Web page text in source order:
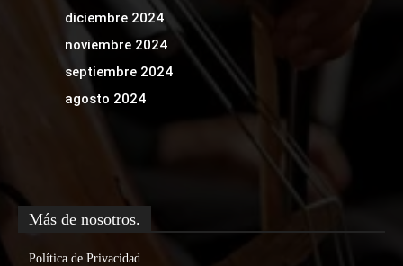
diciembre 2024
noviembre 2024
septiembre 2024
agosto 2024
Más de nosotros.
Política de Privacidad